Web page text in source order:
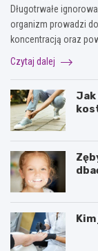
Długotrwałe
organizm prowadzi
koncentracją oraz
Czytaj dalej
Jak